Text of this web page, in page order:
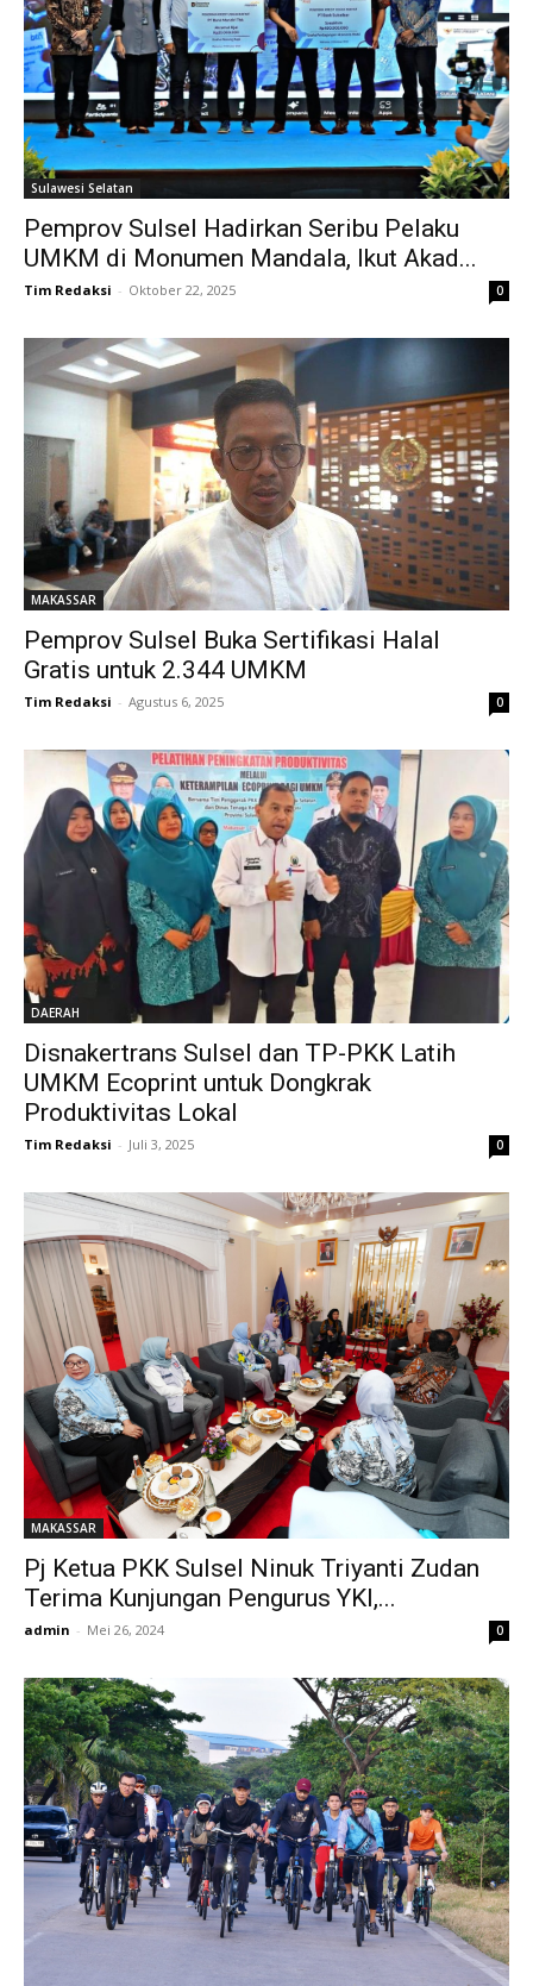
Sulawesi Selatan
Pemprov Sulsel Hadirkan Seribu Pelaku
UMKM di Monumen Mandala, Ikut Akad...
Tim Redaksi - Oktober 22, 2025 0
MAKASSAR
Pemprov Sulsel Buka Sertifikasi Halal
Gratis untuk 2.344 UMKM
Tim Redaksi - Agustus 6, 2025 0
DAERAH
Disnakertrans Sulsel dan TP-PKK Latih
UMKM Ecoprint untuk Dongkrak
Produktivitas Lokal
Tim Redaksi - Juli 3, 2025 0
MAKASSAR
Pj Ketua PKK Sulsel Ninuk Triyanti Zudan
Terima Kunjungan Pengurus YKI,...
admin - Mei 26, 2024 0